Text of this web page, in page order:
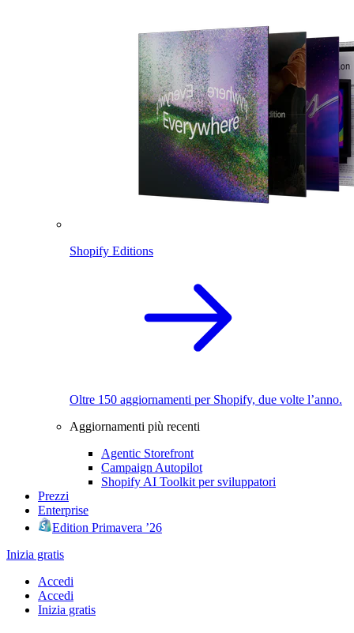
Shopify Editions
Oltre 150 aggiornamenti per Shopify, due volte l’anno.
Aggiornamenti più recenti
Agentic Storefront
Campaign Autopilot
Shopify AI Toolkit per sviluppatori
Prezzi
Enterprise
Edition Primavera ’26
Inizia gratis
Accedi
Accedi
Inizia gratis